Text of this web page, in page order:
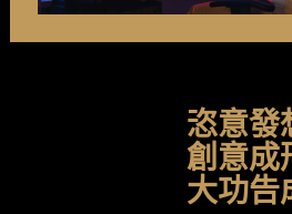
恣意發
創意成
大功告